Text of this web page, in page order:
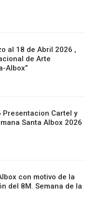
al 18 de Abril 2026 ,
de Arte
Albox”
Presentacion Cartel y
Santa Albox 2026
con motivo de la
del 8M. Semana de la